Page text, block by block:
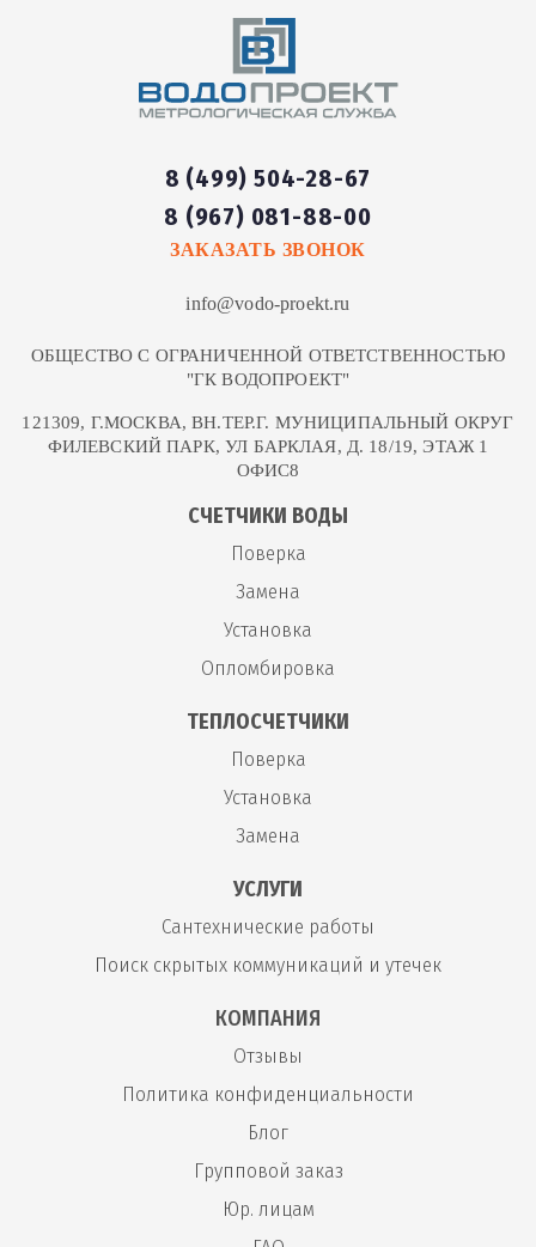
8 (499) 504-28-67
8 (967) 081-88-00
ЗАКАЗАТЬ ЗВОНОК
info@vodo-proekt.ru
ОБЩЕСТВО С ОГРАНИЧЕННОЙ ОТВЕТСТВЕННОСТЬЮ
"ГК ВОДОПРОЕКТ"
121309, Г.МОСКВА, ВН.ТЕР.Г. МУНИЦИПАЛЬНЫЙ ОКРУГ
ФИЛЕВСКИЙ ПАРК, УЛ БАРКЛАЯ, Д. 18/19, ЭТАЖ 1
ОФИС8
СЧЕТЧИКИ ВОДЫ
Поверка
Замена
Установка
Опломбировка
ТЕПЛОСЧЕТЧИКИ
Поверка
Установка
Замена
УСЛУГИ
Сантехнические работы
Поиск скрытых коммуникаций и утечек
КОМПАНИЯ
Отзывы
Политика конфиденциальности
Блог
Групповой заказ
Юр. лицам